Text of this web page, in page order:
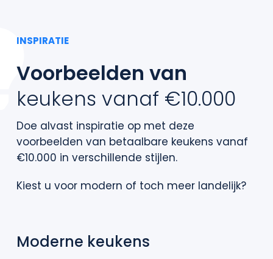
INSPIRATIE
Voorbeelden van
keukens vanaf €10.000
Doe alvast inspiratie op met deze
voorbeelden van betaalbare keukens vanaf
€10.000 in verschillende stijlen.
Kiest u voor modern of toch meer landelijk?
Moderne keukens